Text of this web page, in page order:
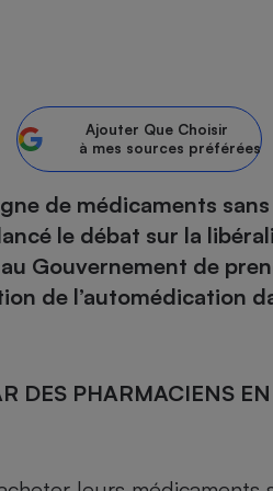
Ajouter Que Choisir
à mes sources préférées
de médicaments
le débat sur la
Gouvernement de
de l’automédication
DES PHARMACIENS EN
alimentation locale
mobile
Panneaux
photovoltaïques
multifonction
portable
des devis d’opticiens
Obsèques - Pompes
funèbres
Puériculture - Produit